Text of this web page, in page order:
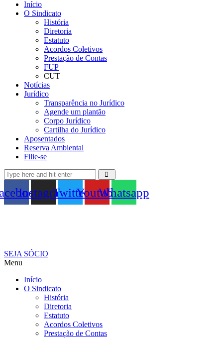
Início
O Sindicato
História
Diretoria
Estatuto
Acordos Coletivos
Prestação de Contas
FUP
CUT
Notícias
Jurídico
Transparência no Jurídico
Agende um plantão
Corpo Jurídico
Cartilha do Jurídico
Aposentados
Reserva Ambiental
Filie-se
InstagramTwitterYoutubeWhatsapp
SEJA SÓCIO
Menu
Início
O Sindicato
História
Diretoria
Estatuto
Acordos Coletivos
Prestação de Contas